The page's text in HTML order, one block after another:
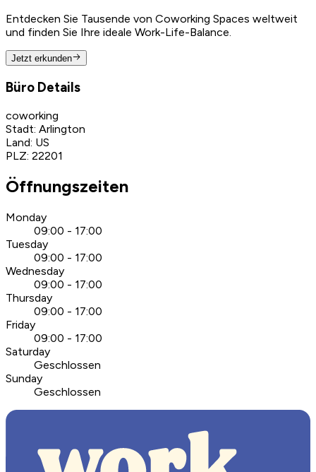
Entdecken Sie Tausende von Coworking Spaces weltweit
und finden Sie Ihre ideale Work-Life-Balance.
Jetzt erkunden
Büro Details
coworking
Stadt: Arlington
Land: US
PLZ: 22201
Öffnungszeiten
Monday
09:00 - 17:00
Tuesday
09:00 - 17:00
Wednesday
09:00 - 17:00
Thursday
09:00 - 17:00
Friday
09:00 - 17:00
Saturday
Geschlossen
Sunday
Geschlossen